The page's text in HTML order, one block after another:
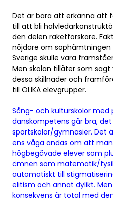
Det är bara att erkänna att
till att bli
den delen raketforskare.
nöjdare om
Sverige skulle vara
Men skolan tillåter som
dessa skillnader och
till OLIKA elevgrupper.
Sång- och kulturskolor med
danskompetens går bra,
sportskolor/gymnasier. Det
ens våga andas om att
högbegåvade elever som
ämnen som matematik/
automatiskt till
elitism och annat dylikt.
konsekvens är total med